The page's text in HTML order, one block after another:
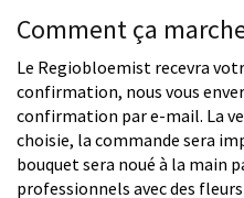
Comment ça
Le Regiobloemist recevra
confirmation, nous vous
confirmation par e-mail. La
choisie, la commande sera
bouquet sera noué à la main
professionnels avec des